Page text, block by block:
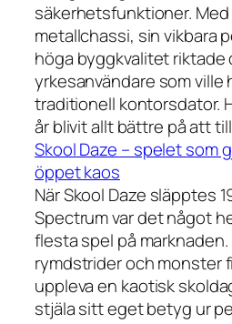
säkerhetsfunktioner.
metallchassi, sin vikbara
höga byggkvalitet riktade
yrkesanvändare som ville
traditionell kontorsdator.
år blivit allt bättre på att
Skool Daze – spelet som
öppet kaos
När Skool Daze släpptes
Spectrum var det något
flesta spel på
rymdstrider och monster
uppleva en kaotisk
stjäla sitt eget betyg ur